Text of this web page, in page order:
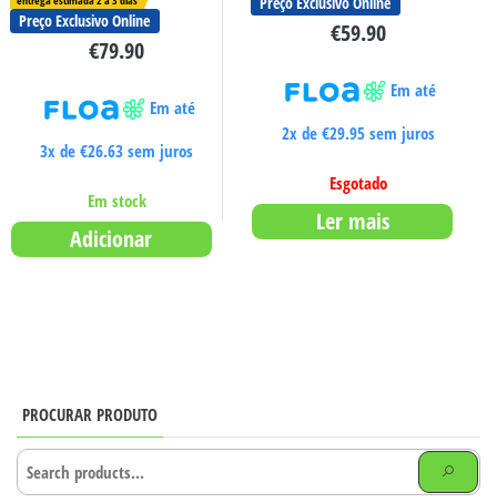
Preço Exclusivo Online
€79.90
Em até
3x de€26.63 sem juros
Em stock
Adicionar
€59.90
Em até
2x de €29.95sem juros
Esgotado
Ler mais
PROCURAR PRODUTO